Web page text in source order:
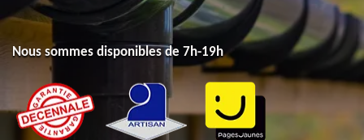
Nous sommes disponibles de 7h-19h